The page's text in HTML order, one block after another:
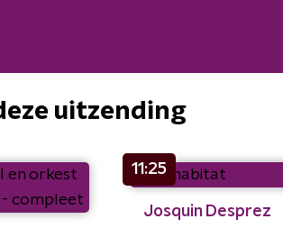
uitzending
11:25
Josquin Desprez